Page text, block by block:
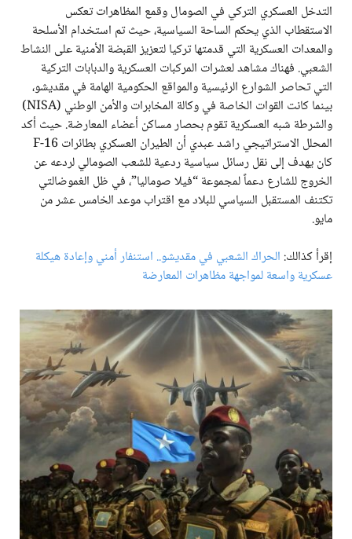
التدخل العسكري التركي في الصومال وقمع المظاهرات تعكس
الاستقطاب الذي يحكم الساحة السياسية، حيث تم استخدام الأسلحة
والمعدات العسكرية التي قدمتها تركيا لتعزيز القبضة الأمنية على النشاط
الشعبي. فهناك مشاهد لعشرات المركبات العسكرية والدبابات التركية
التي تحاصر الشوارع الرئيسية والمواقع الحكومية الهامة في مقديشو،
بينما كانت القوات الخاصة في وكالة المخابرات والأمن الوطني (NISA)
والشرطة شبه العسكرية تقوم بحصار مساكن أعضاء المعارضة. حيث أكد
المحلل الاستراتيجي راشد عبدي أن الطيران العسكري بطائرات F-16
كان يهدف إلى نقل رسائل سياسية ردعية للشعب الصومالي لردعه عن
الخروج للشارع دعماً لمجموعة “فيلا صوماليا”، في ظل الغموضالتي
تكتنف المستقبل السياسي للبلاد مع اقتراب موعد الخامس عشر من
مايو.
إقرأ كذالك: الحراك الشعبي في مقديشو.. استنفار أمني وإعادة هيكلة
عسكرية واسعة لمواجهة مظاهرات المعارضة